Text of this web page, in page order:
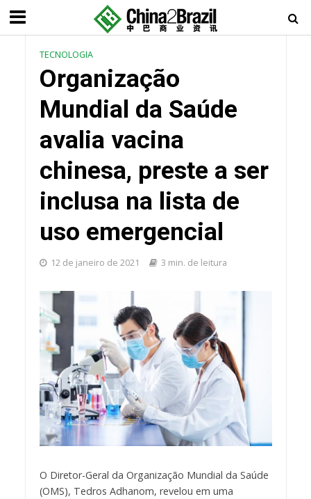
TECNOLOGIA
Organização
Mundial da Saúde
avalia vacina
chinesa, preste a ser
inclusa na lista de
uso emergencial
12 de janeiro de 2021 3 min. de leitura
O Diretor-Geral da Organização Mundial da Saúde
(OMS), Tedros Adhanom, revelou em uma